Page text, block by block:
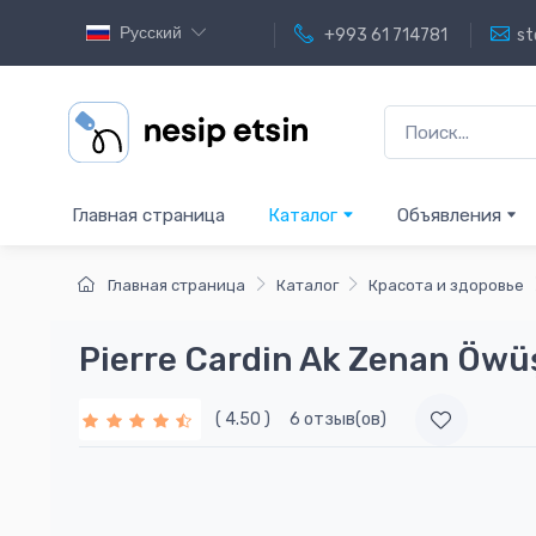
Русский +993 61 714781
Главная страница Каталог Объявления
Главная страница Каталог Красота и здоровье
Pierre Cardin Ak Zenan
( 4.50 ) 6 отзыв(ов)